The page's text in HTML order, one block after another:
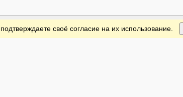
своё согласие на их использование.